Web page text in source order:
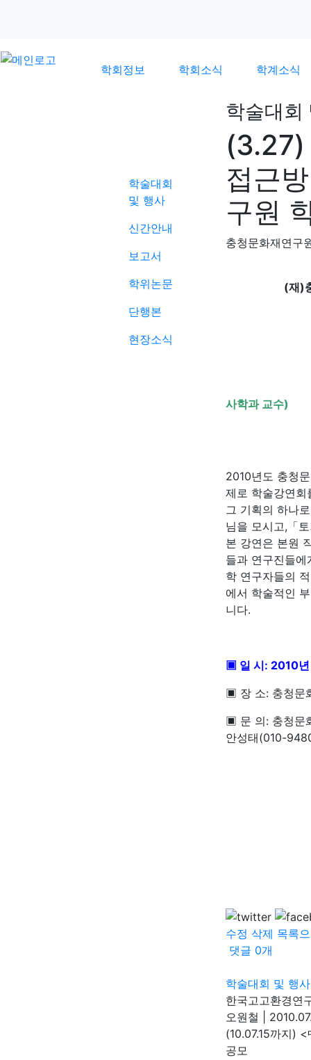
학회정보 학회소식 학계소식
학술대회
및 행사
신간안내
보고서
학위논문
단행본
현장소식
학술대회
(3.27)
접근
구원
충청문화재연구
(재)충청문
사학과 교수)
2010년도 충청
제로 학술강연회
그 기획의 하나
님을 모시고,「
본 강연은 본원
들과 연구진들
학 연구자들의
에서 학술적인
니다.
▣ 일 시: 2010
▣ 장 소: 충청문
▣ 문 의: 충청문
안성태(010-
수정 삭제 목록
댓글 0개
학술대회 및 행사
한국고고환경연
오원철
(10.07.15까지)
공모